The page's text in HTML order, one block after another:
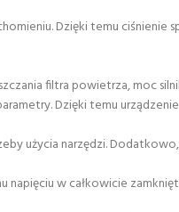
Dzięki temu ciśnienie
filtra powietrza, moc
Dzięki temu
użycia narzędzi.
w całkowicie